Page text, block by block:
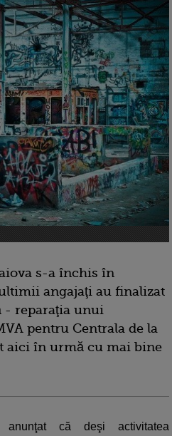
s-a închis în
angajaţi au finalizat
- reparaţia unui
pentru Centrala de la
aici în urmă cu mai bine
anunţat că deşi activitatea